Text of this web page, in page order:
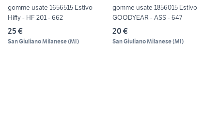
gomme usate 1656515 Estivo
Hifly - HF 201 - 662
25 €
San Giuliano Milanese(MI)
gomme usate 1856015 Estivo
GOODYEAR - ASS - 647
20 €
San Giuliano Milanese(MI)